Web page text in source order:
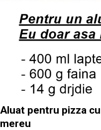
Aluat pentru pizza
mereu